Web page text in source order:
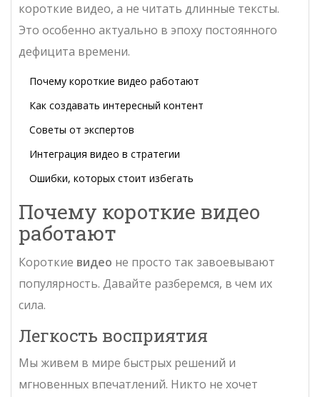
короткие видео, а не читать длинные тексты.
Это особенно актуально в эпоху постоянного
дефицита времени.
Почему короткие видео работают
Как создавать интересный контент
Советы от экспертов
Интеграция видео в стратегии
Ошибки, которых стоит избегать
Почему короткие видео
работают
Короткие видео не просто так завоевывают
популярность. Давайте разберемся, в чем их
сила.
Легкость восприятия
Мы живем в мире быстрых решений и
мгновенных впечатлений. Никто не хочет